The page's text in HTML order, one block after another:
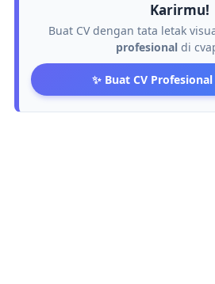
Karirmu!
Buat CV dengan tata letak
profesionaldi
✨ Buat CV